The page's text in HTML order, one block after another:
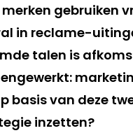
merken gebruiken
in reclame-
talen is
basis van deze
inzetten?